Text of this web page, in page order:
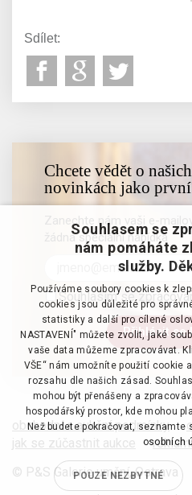
Sdílet:
Chcete vědět o našich
novinkách jako
Zanechte nám vaši e-
žádná speciální nabídka
Souhlasím se
obchodní a aukční podmínky ·
jak se zúčastnit aukce ·
© P&S Galerie umění, Ostrava
Souhlasem se
nám pomáháte
služby.
Používáme soubory cookies k
cookies jsou důležité pro
statistiky a další pro cílené
NASTAVENÍ" můžete zvolit, jaké
vaše data můžeme zpracovávat.
VŠE“ nám umožníte použití cookie
rozsahu dle našich zásad.
mohou být přenášeny a
hospodářský prostor, kde mohou
Než budete pokračovat, seznamte
osobních
POUZE NEZBYTNÉ